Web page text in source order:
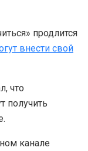
продлится
внести свой
что
получить
канале